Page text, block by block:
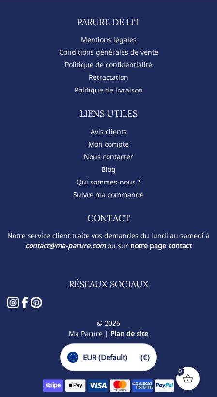
PARURE DE LIT​
Mentions légales
Conditions générales de vente
Politique de confidentialité
Rétractation
Politique de livraison
LIENS UTILES
Avis clients
Mon compte
Nous contacter
Blog
Qui sommes-nous ?
Suivre ma commande
CONTACT​
Notre service client traite vos demandes du lundi au samedi à
contact@ma-parure.comou sur notre page contact
RÉSEAUX SOCIAUX
© 2026
Ma Parure | Plan de site
(€)
EUR (Default)
0